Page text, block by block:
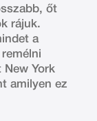
őt
rájuk.
a
York
amilyen ez